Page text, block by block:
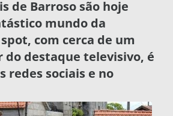
de Barroso são hoje
mundo da
com cerca de um
do destaque televisivo, é
redes sociais e no